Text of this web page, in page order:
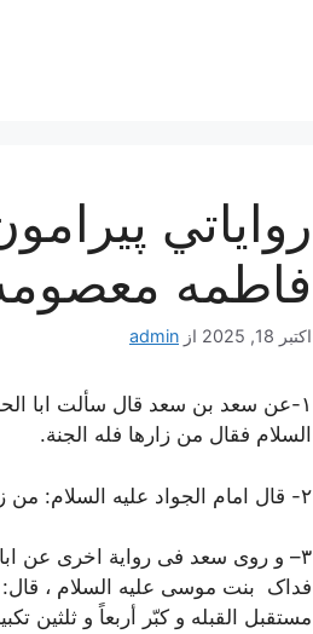
رواياتي
فاطمه معصومه
اکتبر 18, 2025 از admin
١- عن سعد بن سعد قال سألت ابا
السلام فقال من زارها فله الجنة.
٢- قال امام الجواد علیه السلام: من
٣– و روی سعد فی روایة اخری عن
فداک بنت موسی علیه السلام ، قال
مستقبل القبله و کبّر أربعاً و ثلثین